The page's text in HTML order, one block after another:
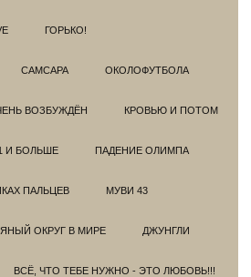
ГОРЬКО!
САМСАРА ОКОЛОФУТБОЛА
ВОЗБУЖДЁН КРОВЬЮ И ПОТОМ
И БОЛЬШЕ ПАДЕНИЕ ОЛИМПА
ПАЛЬЦЕВ МУВИ 43
ОКРУГ В МИРЕ ДЖУНГЛИ
ВСЁ, ЧТО ТЕБЕ НУЖНО - ЭТО ЛЮБОВЬ!!!